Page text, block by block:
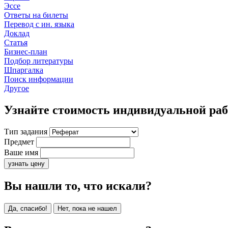
Эссе
Ответы на билеты
Перевод с ин. языка
Доклад
Статья
Бизнес-план
Подбор литературы
Шпаргалка
Поиск информации
Другое
Узнайте стоимость индивидуальной
Тип задания
Предмет
Ваше имя
узнать цену
Вы нашли то, что искали?
Да, спасибо! Нет, пока не нашел